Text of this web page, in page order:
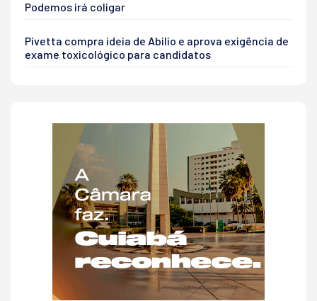
Podemos irá coligar
Pivetta compra ideia de Abilio e aprova exigência de
exame toxicológico para candidatos